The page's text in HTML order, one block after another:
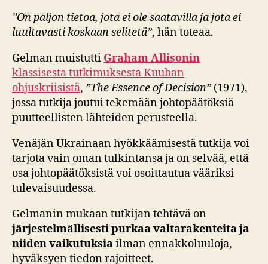
”On paljon tietoa, jota ei ole saatavilla ja jota ei
luultavasti koskaan selitetä”, hän toteaa.
Gelman muistutti Graham Allisonin
klassisesta tutkimuksesta Kuuban
ohjuskriisistä, ”The Essence of Decision”(1971),
jossa tutkija joutui tekemään johtopäätöksiä
puutteellisten lähteiden perusteella.
Venäjän Ukrainaan hyökkäämisestä tutkija voi
tarjota vain oman tulkintansa ja on selvää, että
osa johtopäätöksistä voi osoittautua vääriksi
tulevaisuudessa.
Gelmanin mukaan tutkijan tehtävä on
järjestelmällisesti purkaa valtarakenteita ja
niiden vaikutuksiailman ennakkoluuloja,
hyväksyen tiedon rajoitteet.